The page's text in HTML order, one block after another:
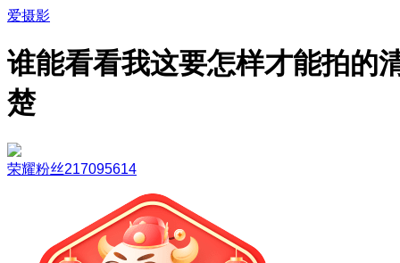
爱摄影
谁能看看我这要怎样才能拍的
楚
荣耀粉丝217095614